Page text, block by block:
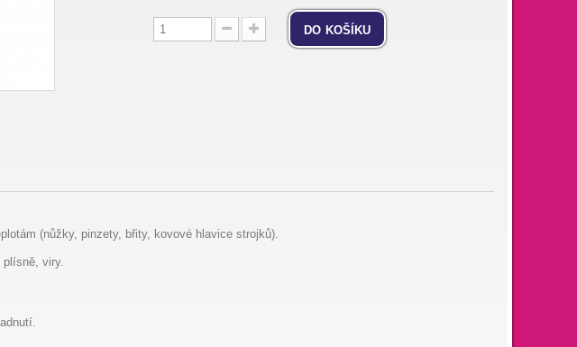
do košíku
(nůžky, pinzety, břity, kovové hlavice strojků).
plísně, viry.